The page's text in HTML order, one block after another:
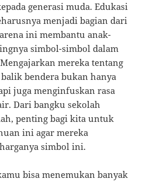
generasi muda. Edukasi
menjadi bagian dari
ini membantu anak-
simbol-simbol dalam
mereka tentang
bendera bukan hanya
juga menginfuskan rasa
Dari bangku sekolah
penting bagi kita untuk
ini agar mereka
simbol ini.
bisa menemukan banyak